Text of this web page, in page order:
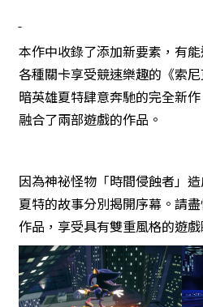
本作中收錄了添加新要素，有
各種關卡享受競速樂趣的《索
暗英雄夏特肆意奔馳的完全新
融合了兩部遊戲的作品。
因為神祕怪物「時間侵蝕者」
夏特的故事分別揭開序幕。請
作品，享受具有雙重風格的遊戲